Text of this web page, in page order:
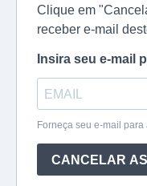
Clique em
receber e-mail
Insira seu e-mail
Forneça seu e-mail
CANCELAR